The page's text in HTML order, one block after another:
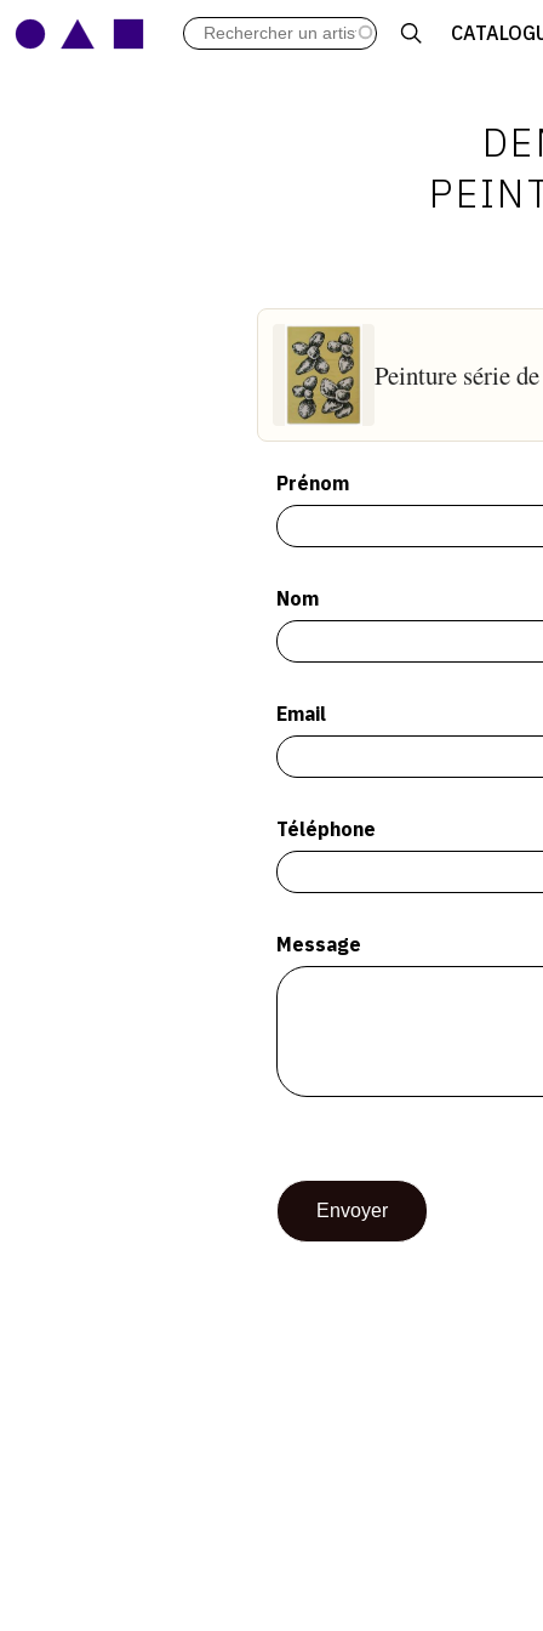
ARCHIVES DES EXPOSITIONS
LIBRAIRIE : LIVRES &
LEXIQUE ARTISTIQUE
Peinture série
Prénom
Nom
Email
Téléphone
Message